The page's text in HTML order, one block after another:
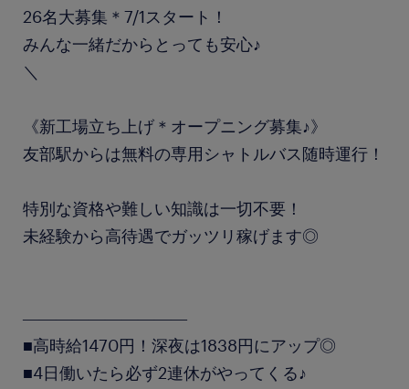
26名大募集＊7/1スタート！
みんな一緒だからとっても安心♪
＼
《新工場立ち上げ＊オープニング募集♪》
友部駅からは無料の専用シャトルバス随時運行！
特別な資格や難しい知識は一切不要！
未経験から高待遇でガッツリ稼げます◎
――――――――――
■高時給1470円！深夜は1838円にアップ◎
■4日働いたら必ず2連休がやってくる♪